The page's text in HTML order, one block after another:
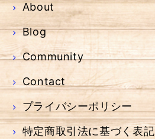
About
Blog
Community
Contact
プライバシーポリシー
特定商取引法に基づく表記